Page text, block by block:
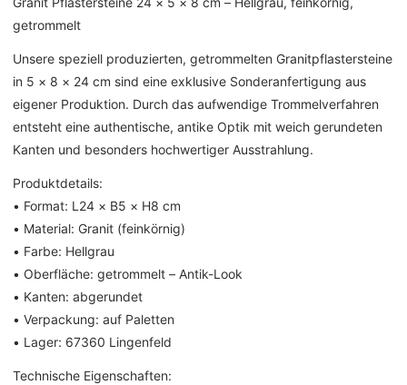
getrommelt
Unsere speziell produzierten, getrommelten Granitpflastersteine
in 5 × 8 × 24 cm sind eine exklusive Sonderanfertigung aus
eigener Produktion. Durch das aufwendige Trommelverfahren
entsteht eine authentische, antike Optik mit weich gerundeten
Kanten und besonders hochwertiger Ausstrahlung.
Produktdetails:
• Format: L24 × B5 × H8 cm
• Material: Granit (feinkörnig)
• Farbe: Hellgrau
• Oberfläche: getrommelt – Antik-Look
• Kanten: abgerundet
• Verpackung: auf Paletten
• Lager: 67360 Lingenfeld
Technische Eigenschaften: